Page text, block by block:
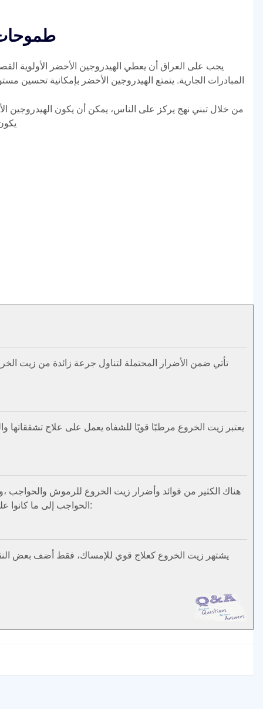
يجب على العراق أن يعطي الهيدروجين الأخضر الأولوية
المبادرات الجارية. يتمتع الهيدروجين الأخضر بإمكانية تحسين
من خلال تبني نهج يركز على الناس، يمكن أن يكون الهيدروجين
تأتي ضمن الأضرار المحتملة لتناول جرعة زائدة من زيت
هناك الكثير من فوائد وأضرار زيت الخروع للرموش
الحواجب إلى ما كانوا عليه قبل النتف، فزيت الخروع هو علاج طبيعي ممتاز يساعد على نمو شعر الحواجب وتكثيفها. فيما يلي فوائد زيت الخروع لحاجبيك:
يشتهر زيت الخروع كعلاج قوي للإمساك، فقط أضف بعض